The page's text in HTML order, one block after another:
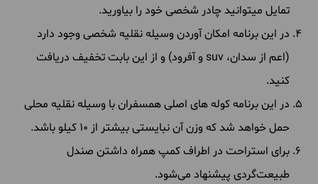
تمایل میتوانید چادر شخصی خود را بیاورید.
در این برنامه امکان آوردن وسیله نقلیه شخصی وجود دارد
(اعم از سدان، suv و آفرود) و از این بابت تخفیف دریافت
کنید.
در این برنامه کوله های اصلی همسفران با وسیله نقلیه محلی
حمل خواهد شد که وزن آن نبایستی بیشتر از 10 کیلو باشد.
برای استراحت در اطراف کمپ همراه داشتن صندل
طبیعت‌گردی پیشنهاد می‌شود.